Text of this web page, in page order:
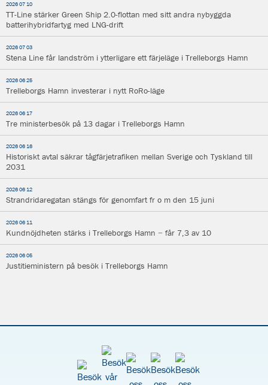
2026 07 10
TT-Line stärker Green Ship 2.0-flottan med sitt andra nybyggda
batterihybridfartyg med LNG-drift
2026 07 03
Stena Line får landström i ytterligare ett färjeläge i Trelleborgs Hamn
2026 06 25
Trelleborgs Hamn investerar i nytt RoRo-läge
2026 06 17
Tre ministerbesök på 13 dagar i Trelleborgs Hamn
2026 06 16
Historiskt avtal säkrar tågfärjetrafiken mellan Sverige och Tyskland till
2031
2026 06 12
Strandridaregatan stängs för genomfart fr o m den 15 juni
2026 06 11
Kundnöjdheten stärks i Trelleborgs Hamn − får 7,3 av 10
2026 06 05
Justitieministern på besök i Trelleborgs Hamn